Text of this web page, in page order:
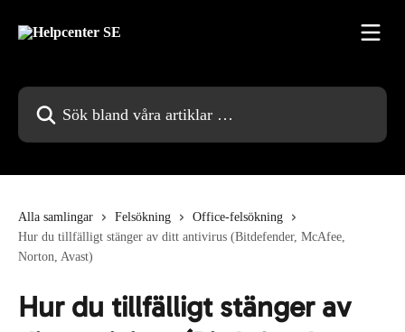
Sök bland våra artiklar …
Alla samlingar Felsökning
Office-felsökning
Hur du tillfälligt stänger av ditt antivirus (Bitdefender, McAfee,
Norton, Avast)
Hur du tillfälligt stänger av